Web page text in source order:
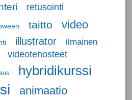
retusointi
taitto video
illustrator ilmainen
videotehosteet
hybridikurssi
animaatio